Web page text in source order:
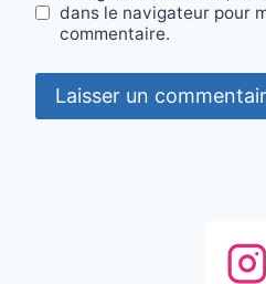
dans le navigateur pour
commentaire.